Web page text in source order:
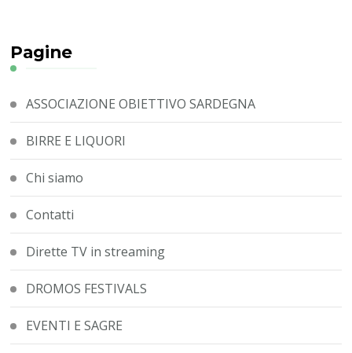
Pagine
ASSOCIAZIONE OBIETTIVO SARDEGNA
BIRRE E LIQUORI
Chi siamo
Contatti
Dirette TV in streaming
DROMOS FESTIVALS
EVENTI E SAGRE